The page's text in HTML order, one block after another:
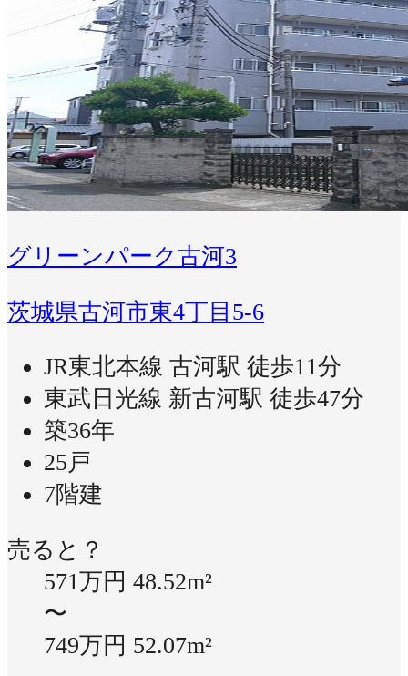
グリーンパーク古河3
茨城県古河市東4丁目5-6
JR東北本線 古河駅 徒歩11分
東武日光線 新古河駅 徒歩47分
築36年
25戸
7階建
売ると？
571万円 48.52m²
〜
749万円 52.07m²